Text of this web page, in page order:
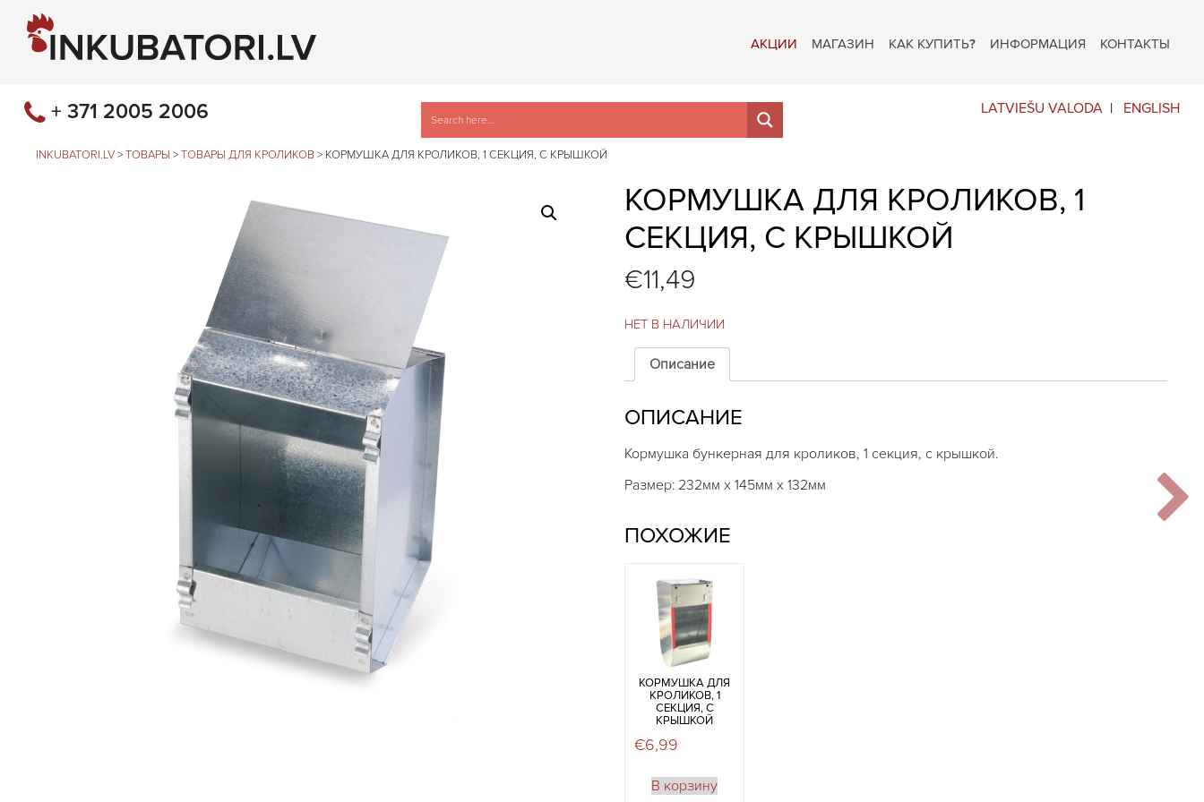
АКЦИИ МАГАЗИН КАК КУПИТЬ? ИНФОРМАЦИЯ КОНТАКТЫ
LATVIEŠU VALODA ENGLISH
+ 371 2005 2006
INKUBATORI.LV > ТОВАРЫ > ТОВАРЫ ДЛЯ КРОЛИКОВ > КОРМУШКА ДЛЯ КРОЛИКОВ, 1 СЕКЦИЯ, С КРЫШКОЙ
КОРМУШКА ДЛЯ КРОЛИКОВ, 1
СЕКЦИЯ, С КРЫШКОЙ
€11,49
НЕТ В НАЛИЧИИ
Описание
ОПИСАНИЕ
Кормушка бункерная для кроликов, 1 секция, с крышкой.
Размер: 232мм х 145мм х 132мм
ПОХОЖИЕ
КОРМУШКА ДЛЯ
КРОЛИКОВ, 1
СЕКЦИЯ, С
КРЫШКОЙ
€6,99
В корзину